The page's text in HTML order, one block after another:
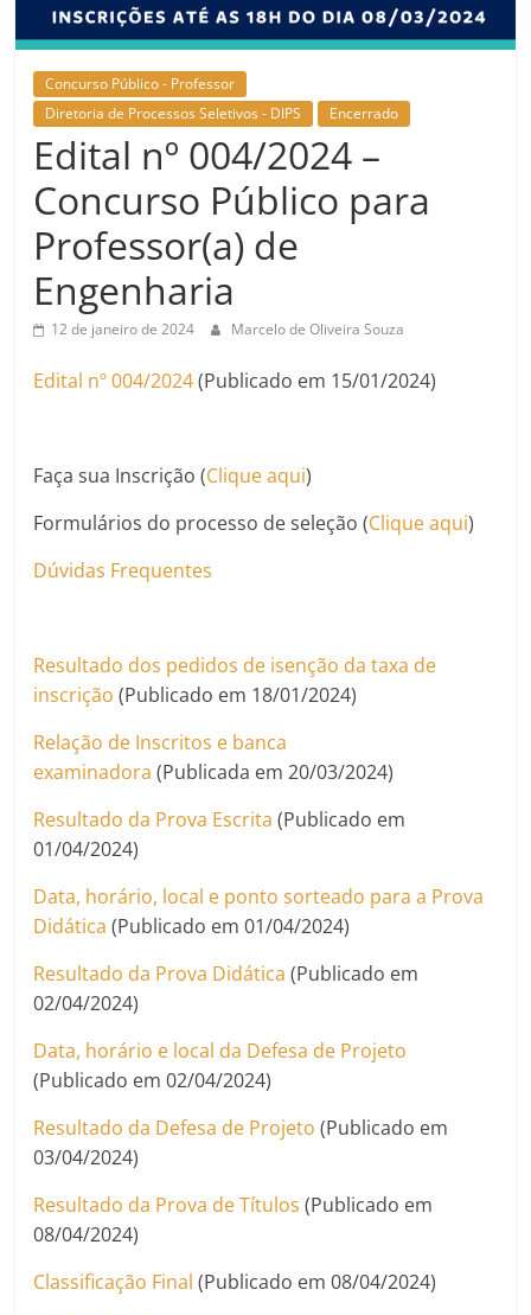
Concurso Público - Professor
Diretoria de Processos Seletivos - DIPS
Encerrado
Edital nº 004/2024 –
Concurso Público para
Professor(a) de
Engenharia
12 de janeiro de 2024 Marcelo de Oliveira Souza
Edital nº 004/2024(Publicado em 15/01/2024)
Faça sua Inscrição (Clique aqui)
Formulários do processo de seleção (Clique aqui)
Dúvidas Frequentes
Resultado dos pedidos de isenção da taxa de
inscrição (Publicado em 18/01/2024)
Relação de Inscritos e banca
examinadora (Publicada em 20/03/2024)
Resultado da Prova Escrita (Publicado em
01/04/2024)
Data, horário, local e ponto sorteado para a Prova
Didática (Publicado em 01/04/2024)
Resultado da Prova Didática (Publicado em
02/04/2024)
Data, horário e local da Defesa de Projeto
(Publicado em 02/04/2024)
Resultado da Defesa de Projeto (Publicado em
03/04/2024)
Resultado da Prova de Títulos (Publicado em
08/04/2024)
Classificação Final (Publicado em 08/04/2024)